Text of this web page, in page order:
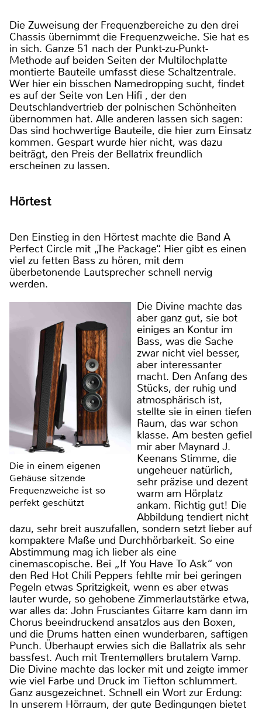
Die Zuweisung der Frequenzbereiche zu den drei
Chassis übernimmt die Frequenzweiche. Sie hat es
in sich. Ganze 51 nach der Punkt-zu-Punkt-
Methode auf beiden Seiten der Multilochplatte
montierte Bauteile umfasst diese Schaltzentrale.
Wer hier ein bisschen Namedropping sucht, findet
es auf der Seite von Len Hifi , der den
Deutschlandvertrieb der polnischen Schönheiten
übernommen hat. Alle anderen lassen sich sagen:
Das sind hochwertige Bauteile, die hier zum Einsatz
kommen. Gespart wurde hier nicht, was dazu
beiträgt, den Preis der Bellatrix freundlich
erscheinen zu lassen.
Hörtest
Den Einstieg in den Hörtest machte die Band A
Perfect Circle mit „The Package“. Hier gibt es einen
viel zu fetten Bass zu hören, mit dem
überbetonende Lautsprecher schnell nervig
werden.
Die in einem eigenen
Gehäuse sitzende
Frequenzweiche ist so
perfekt geschützt
Die Divine machte das
aber ganz gut, sie bot
einiges an Kontur im
Bass, was die Sache
zwar nicht viel besser,
aber interessanter
macht. Den Anfang des
Stücks, der ruhig und
atmosphärisch ist,
stellte sie in einen tiefen
Raum, das war schon
klasse. Am besten gefiel
mir aber Maynard J.
Keenans Stimme, die
ungeheuer natürlich,
sehr präzise und dezent
warm am Hörplatz
ankam. Richtig gut! Die
Abbildung tendiert nicht
dazu, sehr breit auszufallen, sondern setzt lieber auf
kompaktere Maße und Durchhörbarkeit. So eine
Abstimmung mag ich lieber als eine
cinemascopische. Bei „If You Have To Ask“ von
den Red Hot Chili Peppers fehlte mir bei geringen
Pegeln etwas Spritzigkeit, wenn es aber etwas
lauter wurde, so gehobene Zimmerlautstärke etwa,
war alles da: John Frusciantes Gitarre kam dann im
Chorus beeindruckend ansatzlos aus den Boxen,
und die Drums hatten einen wunderbaren, saftigen
Punch. Überhaupt erwies sich die Ballatrix als sehr
bassfest. Auch mit Trentemøllers brutalem Vamp.
Die Divine machte das locker mit und zeigte immer
wie viel Farbe und Druck im Tiefton schlummert.
Ganz ausgezeichnet. Schnell ein Wort zur Erdung:
In unserem Hörraum, der gute Bedingungen bietet